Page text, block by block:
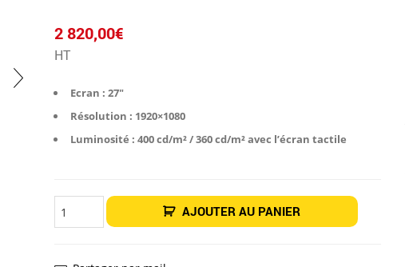
2 820,00€
HT
Ecran : 27″
Résolution : 1920×1080
Luminosité : 400 cd/m² / 360 cd/m² avec l’écran tactile
quantité
de AJOUTER AU PANIER